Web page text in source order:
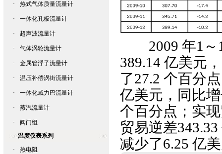
· 热式气体质量流量计
· 一体化孔板流量计
· 超声波流量计
· 气体涡轮流量计
· 金属管浮子流量计
· 温压补偿涡街流量计
· 一体化威力巴流量计
· 蒸汽流量计
·
阀门组
温度仪表系列
·
热电阻
2009 年1～
389.14 亿美元
了27.2 个百分
亿美元，同比
个百分点；实
贸易逆差
减少了6.25 亿